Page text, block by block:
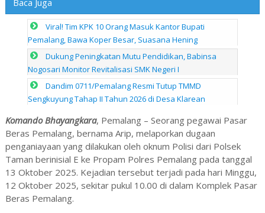
Baca Juga
Viral! Tim KPK 10 Orang Masuk Kantor Bupati
Pemalang, Bawa Koper Besar, Suasana Hening
Dukung Peningkatan Mutu Pendidikan, Babinsa
Nogosari Monitor Revitalisasi SMK Negeri I
Dandim 0711/Pemalang Resmi Tutup TMMD
Sengkuyung Tahap II Tahun 2026 di Desa Klarean
Komando Bhayangkara, Pemalang – Seorang pegawai Pasar
Beras Pemalang, bernama Arip, melaporkan dugaan
penganiayaan yang dilakukan oleh oknum Polisi dari Polsek
Taman berinisial E ke Propam Polres Pemalang pada tanggal
13 Oktober 2025. Kejadian tersebut terjadi pada hari Minggu,
12 Oktober 2025, sekitar pukul 10.00 di dalam Komplek Pasar
Beras Pemalang.